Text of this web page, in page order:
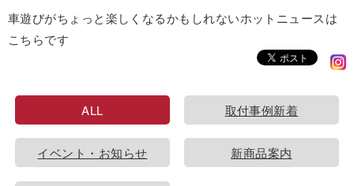
車遊びがちょっと楽しくなるかもしれないホットニュースは
こちらです
ALL 取付事例新着
イベント・お知らせ 新商品案内